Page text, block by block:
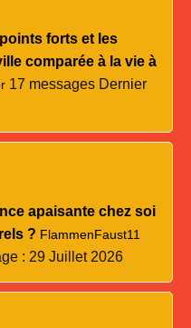
forts et les
comparée à la vie à
17 messages Dernier
apaisante chez soi
? FlammenFaust11
: 29 Juillet 2026